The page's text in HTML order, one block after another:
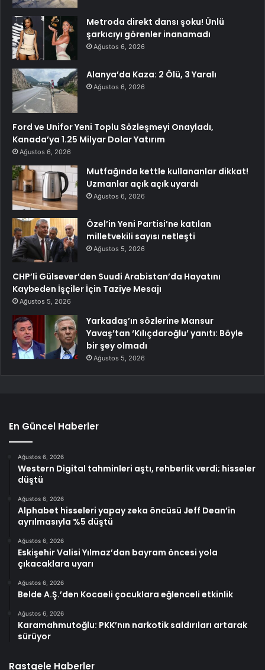
Metroda direkt dansı şoku! Ünlü
şarkıcıyı görenler inanamadı
Ağustos 6, 2026
Alanya’da Kaza: 2 Ölü, 3 Yaralı
Ağustos 6, 2026
Ford ve Unifor Yeni Toplu Sözleşmeyi Onayladı,
Kanada’ya 1.25 Milyar Dolar Yatırım
Ağustos 6, 2026
Mutfağında kettle kullananlar dikkat!
Uzmanlar açık açık uyardı
Ağustos 6, 2026
Özel’in Yeni Partisi’ne katılan
milletvekili sayısı netleşti
Ağustos 5, 2026
CHP’li Gülsever’den Suudi Arabistan’da Hayatını
Kaybeden İşçiler İçin Taziye Mesajı
Ağustos 5, 2026
Yarkadaş’ın sözlerine Mansur
Yavaş’tan ‘Kılıçdaroğlu’ yanıtı: Böyle
bir şey olmadı
Ağustos 5, 2026
En Güncel Haberler
Ağustos 6, 2026
Western Digital tahminleri aştı, rehberlik verdi; hisseler
düştü
Ağustos 6, 2026
Alphabet hisseleri yapay zeka öncüsü Jeff Dean’in
ayrılmasıyla %5 düştü
Ağustos 6, 2026
Eskişehir Valisi Yılmaz’dan bayram öncesi yola
çıkacaklara uyarı
Ağustos 6, 2026
Belde A.Ş.’den Kocaeli çocuklara eğlenceli etkinlik
Ağustos 6, 2026
Karamahmutoğlu: PKK’nın narkotik saldırıları artarak
sürüyor
Rastgele Haberler